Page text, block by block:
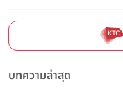
บทความล่าสุด